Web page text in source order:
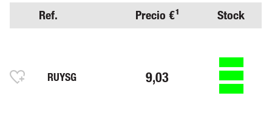
Ref. Precio €¹ Stock
RUYSG 9,03